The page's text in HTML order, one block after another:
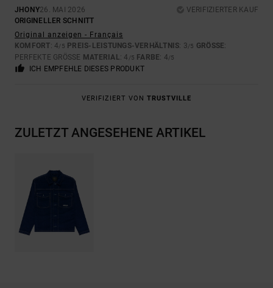
JHONY26. MAI 2026
VERIFIZIERTER KAUF
ORIGINELLER SCHNITT
Original anzeigen - Français
KOMFORT: 4/5 PREIS-LEISTUNGS-VERHÄLTNIS: 3/5 GRÖSSE :
PERFEKTE GRÖSSE MATERIAL: 4 /5 FARBE: 4/5
ICH EMPFEHLE DIESES PRODUKT
VERIFIZIERT VON TRUSTVILLE
ZULETZT ANGESEHENE ARTIKEL